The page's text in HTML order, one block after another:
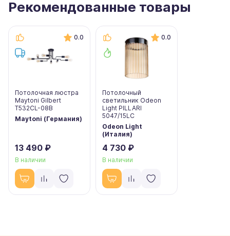
Рекомендованные товары
0.0
Потолочная люстра
Maytoni Gilbert
T532CL-08B
Maytoni (Германия)
13 490 ₽
В наличии
0.0
Потолочный
светильник Odeon
Light PILLARI
5047/15LC
Odeon Light
(Италия)
4 730 ₽
В наличии